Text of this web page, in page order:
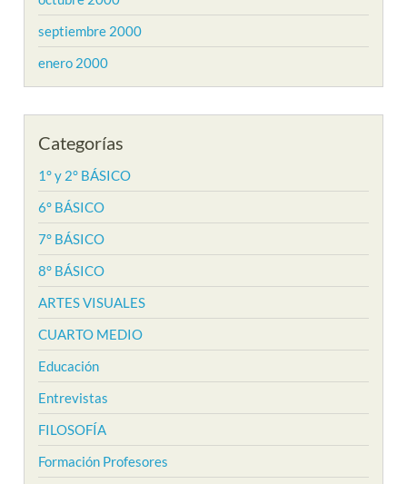
septiembre 2000
enero 2000
Categorías
1° y 2° BÁSICO
6° BÁSICO
7° BÁSICO
8° BÁSICO
ARTES VISUALES
CUARTO MEDIO
Educación
Entrevistas
FILOSOFÍA
Formación Profesores